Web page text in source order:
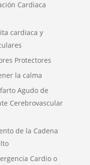
Cardiaca
cardiaca y
Protectores
la calma
Agudo de
Cerebrovascular
de la Cadena
Cardio o